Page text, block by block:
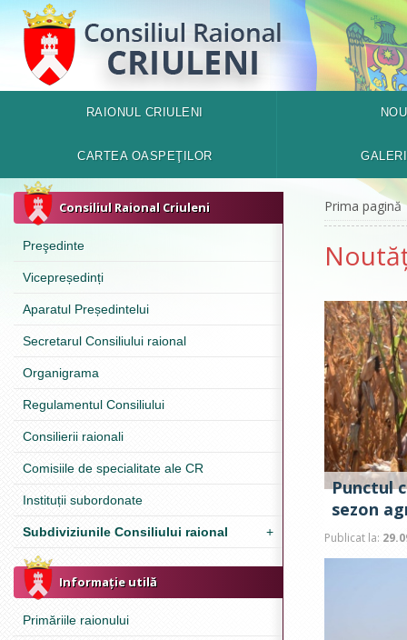
RAIONUL CRIULENI
CARTEA OASPEŢILOR
Consiliul Raional Criuleni
Preşedinte
Vicepreședinți
Aparatul Președintelui
Secretarul Consiliului raional
Organigrama
Regulamentul Consiliului
Consilierii raionali
Comisiile de specialitate ale CR
Instituții subordonate
Subdiviziunile Consiliului raional +
Informație utilă
Primăriile raionului
Prima pagină
Punctul
sezon
Publicat la: